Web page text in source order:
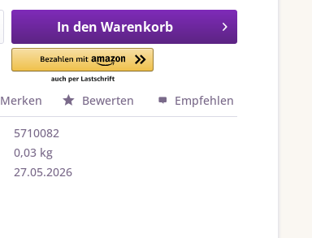
In den Warenkorb
Merken Bewerten Empfehlen
5710082
0,03 kg
27.05.2026